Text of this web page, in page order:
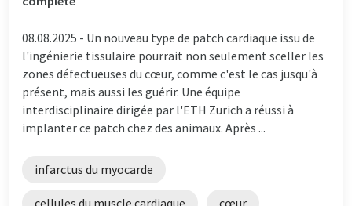
08.08.2025 - Un nouveau type de patch cardiaque issu de
l'ingénierie tissulaire pourrait non seulement sceller les
zones défectueuses du cœur, comme c'est le cas jusqu'à
présent, mais aussi les guérir. Une équipe
interdisciplinaire dirigée par l'ETH Zurich a réussi à
implanter ce patch chez des animaux. Après ...
infarctus du myocarde
cellules du muscle cardiaque cœur